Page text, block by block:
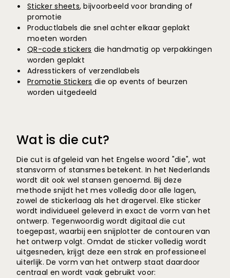
Sticker sheets, bijvoorbeeld voor branding of
promotie
Productlabels die snel achter elkaar geplakt
moeten worden
QR-code stickers die handmatig op verpakkingen
worden geplakt
Adresstickers of verzendlabels
Promotie Stickers die op events of beurzen
worden uitgedeeld
Wat is die cut?
Die cut is afgeleid van het Engelse woord "die", wat
stansvorm of stansmes betekent. In het Nederlands
wordt dit ook wel stansen genoemd. Bij deze
methode snijdt het mes volledig door alle lagen,
zowel de stickerlaag als het dragervel. Elke sticker
wordt individueel geleverd in exact de vorm van het
ontwerp. Tegenwoordig wordt digitaal die cut
toegepast, waarbij een snijplotter de contouren van
het ontwerp volgt. Omdat de sticker volledig wordt
uitgesneden, krijgt deze een strak en professioneel
uiterlijk. De vorm van het ontwerp staat daardoor
centraal en wordt vaak gebruikt voor: